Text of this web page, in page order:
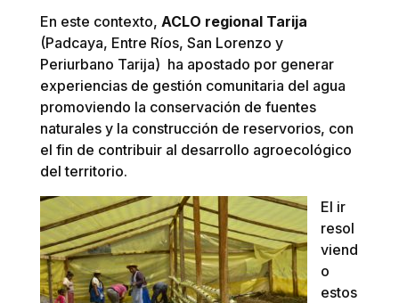
En este contexto, ACLO regional Tarija
(Padcaya, Entre Ríos, San Lorenzo y
Periurbano Tarija) ha apostado por generar
experiencias de gestión comunitaria del agua
promoviendo la conservación de fuentes
naturales y la construcción de reservorios, con
el fin de contribuir al desarrollo agroecológico
del territorio.
El ir
resol
viend
o
estos